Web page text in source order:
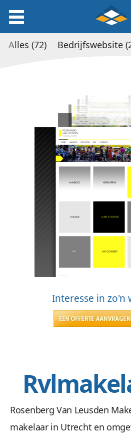
Interesse in zo'n
Rosenberg Van Leusden
makelaar in Utrecht en
Alles (72) Bedrijfswebsite